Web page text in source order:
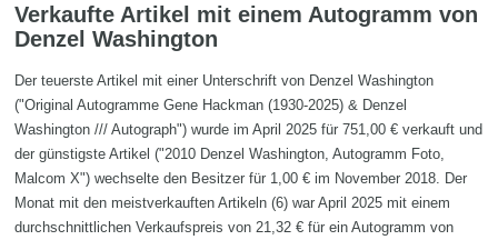
Verkaufte Artikel mit einem Autogramm von
Denzel Washington
Der teuerste Artikel mit einer Unterschrift von Denzel Washington
("Original Autogramme Gene Hackman (1930-2025) & Denzel
Washington /// Autograph") wurde im April 2025 für 751,00 € verkauft und
der günstigste Artikel ("2010 Denzel Washington, Autogramm Foto,
Malcom X") wechselte den Besitzer für 1,00 € im November 2018. Der
Monat mit den meistverkauften Artikeln (6) war April 2025 mit einem
durchschnittlichen Verkaufspreis von 21,32 € für ein Autogramm von